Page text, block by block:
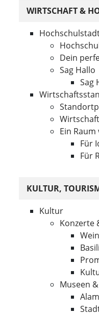
WIRTSCHAFT &
Dein
Sag Hallo
Sag
Ein
Für
Für
KULTUR,
Kultur
Konzerte
Museen